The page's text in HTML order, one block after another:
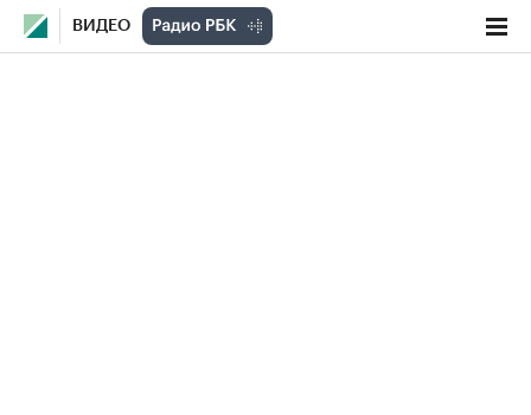
ВИДЕО